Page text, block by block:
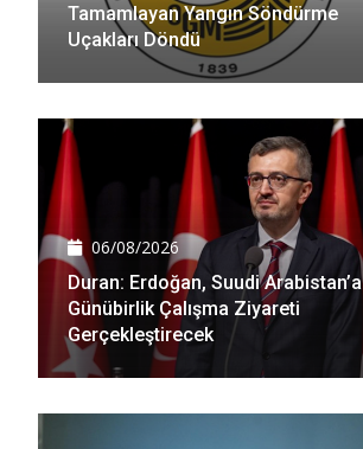
Tamamlayan Yangın Söndürme
Uçakları Döndü
06/08/2026
Duran: Erdoğan, Suudi Arabistan’a
Günübirlik Çalışma Ziyareti
Gerçekleştirecek